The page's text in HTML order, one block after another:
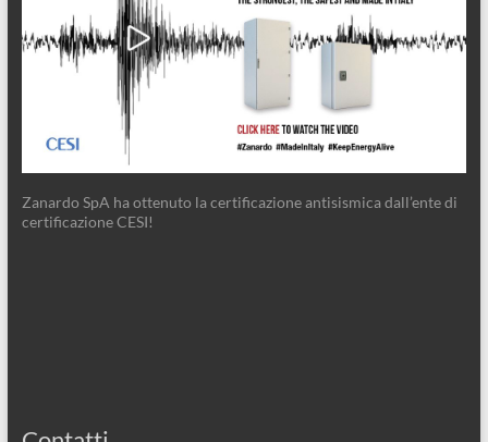
Zanardo SpA ha ottenuto la certificazione antisismica dall’ente di
certificazione CESI!